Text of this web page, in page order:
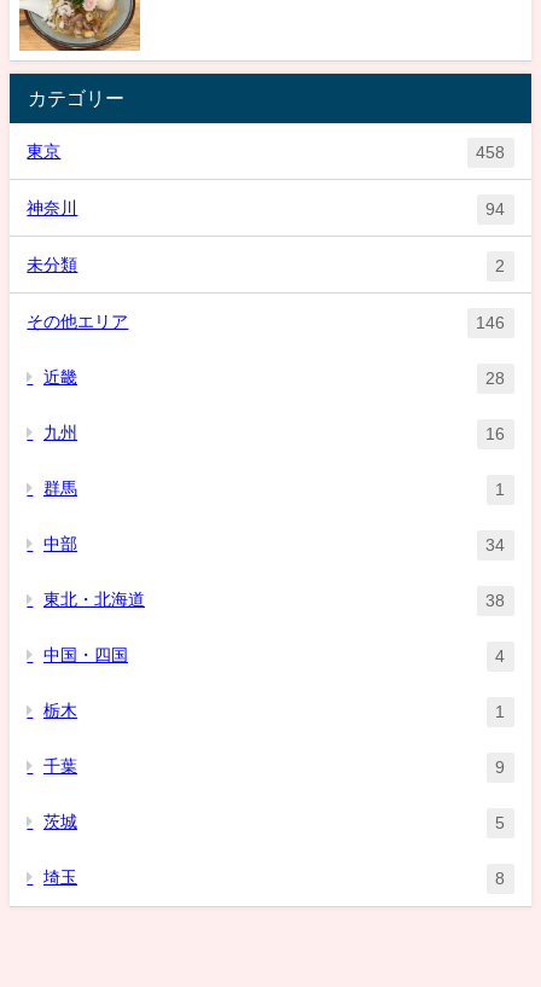
カテゴリー
東京 458
神奈川 94
未分類 2
その他エリア 146
近畿 28
九州 16
群馬 1
中部 34
東北・北海道 38
中国・四国 4
栃木 1
千葉 9
茨城 5
埼玉 8